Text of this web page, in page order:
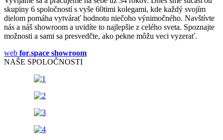
skupiny 6 spoločností s vyše 60timi kolegami, kde každý svojím
dielom pomáha vytvárať hodnotu niečoho výnimočného. Navštívte
nás a náš showroom a uvidíte to najlepšie z celého sveta. Spoznajte
možnosti a sami sa presvedčte, ako pekne môžu veci vyzerať.
web for.space showroom
NAŠE SPOLOČNOSTI